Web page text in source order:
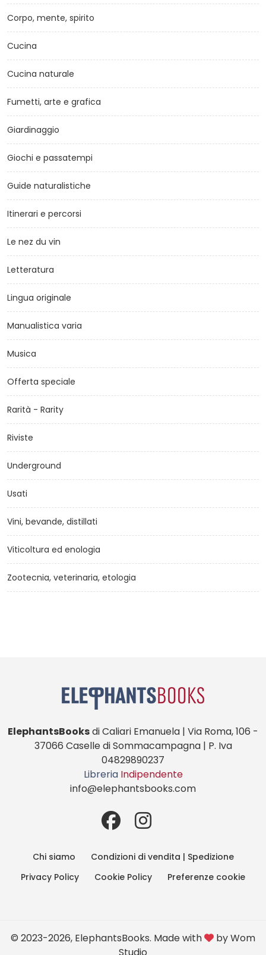
Corpo, mente, spirito
Cucina
Cucina naturale
Fumetti, arte e grafica
Giardinaggio
Giochi e passatempi
Guide naturalistiche
Itinerari e percorsi
Le nez du vin
Letteratura
Lingua originale
Manualistica varia
Musica
Offerta speciale
Rarità - Rarity
Riviste
Underground
Usati
Vini, bevande, distillati
Viticoltura ed enologia
Zootecnia, veterinaria, etologia
ElephantsBooksdi Caliari Emanuela | Via Roma, 106 -
37066 Caselle di Sommacampagna | P. Iva
04829890237
Libreria Indipendente
info@elephantsbooks.com
Chi siamo
Condizioni di vendita | Spedizione
Privacy Policy
Cookie Policy Preferenze cookie
© 2023-2026, ElephantsBooks. Made with byWom